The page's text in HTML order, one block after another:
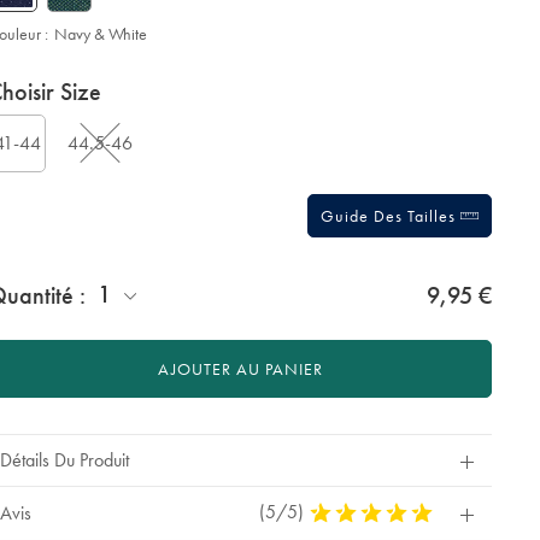
: Navy & White
Size
44 44.5-46
Guide Des Tailles
: 1 9,95 €
AJOUTER AU PANIER
Détails Du Produit
Avis (5/5) 5